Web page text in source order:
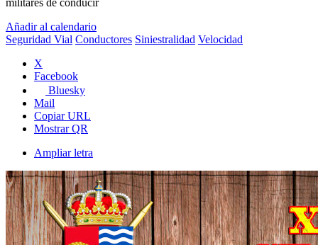
militares de conducir
Añadir al calendario
Seguridad Vial Conductores Siniestralidad Velocidad
X
Facebook
Bluesky
Mail
Copiar URL
Mostrar QR
Ampliar letra